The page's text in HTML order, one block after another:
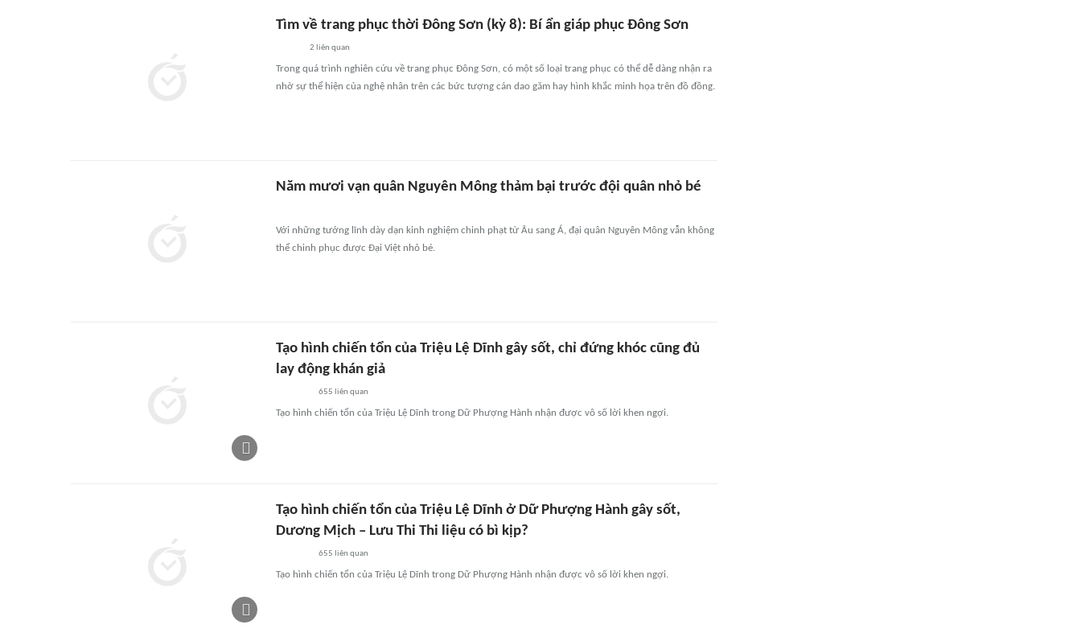
Tìm về trang phục thời Đông Sơn (kỳ 8): Bí ẩn giáp phục Đông Sơn
2 liên quan
Trong quá trình nghiên cứu về trang phục Đông Sơn, có một số loại trang phục có thể dễ dàng nhận ra
nhờ sự thể hiện của nghệ nhân trên các bức tượng cán dao găm hay hình khắc minh họa trên đồ đồng.
Năm mươi vạn quân Nguyên Mông thảm bại trước đội quân nhỏ bé
Với những tướng lĩnh dày dạn kinh nghiệm chinh phạt từ Âu sang Á, đại quân Nguyên Mông vẫn không
thể chinh phục được Đại Việt nhỏ bé.
Tạo hình chiến tổn của Triệu Lệ Dĩnh gây sốt, chỉ đứng khóc cũng đủ
lay động khán giả
655 liên quan
Tạo hình chiến tổn của Triệu Lệ Dĩnh trong Dữ Phượng Hành nhận được vô số lời khen ngợi.
Tạo hình chiến tổn của Triệu Lệ Dĩnh ở Dữ Phượng Hành gây sốt,
Dương Mịch – Lưu Thi Thi liệu có bì kịp?
655 liên quan
Tạo hình chiến tổn của Triệu Lệ Dĩnh trong Dữ Phượng Hành nhận được vô số lời khen ngợi.